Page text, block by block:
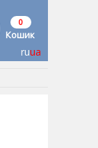
ruua
0
Кошик